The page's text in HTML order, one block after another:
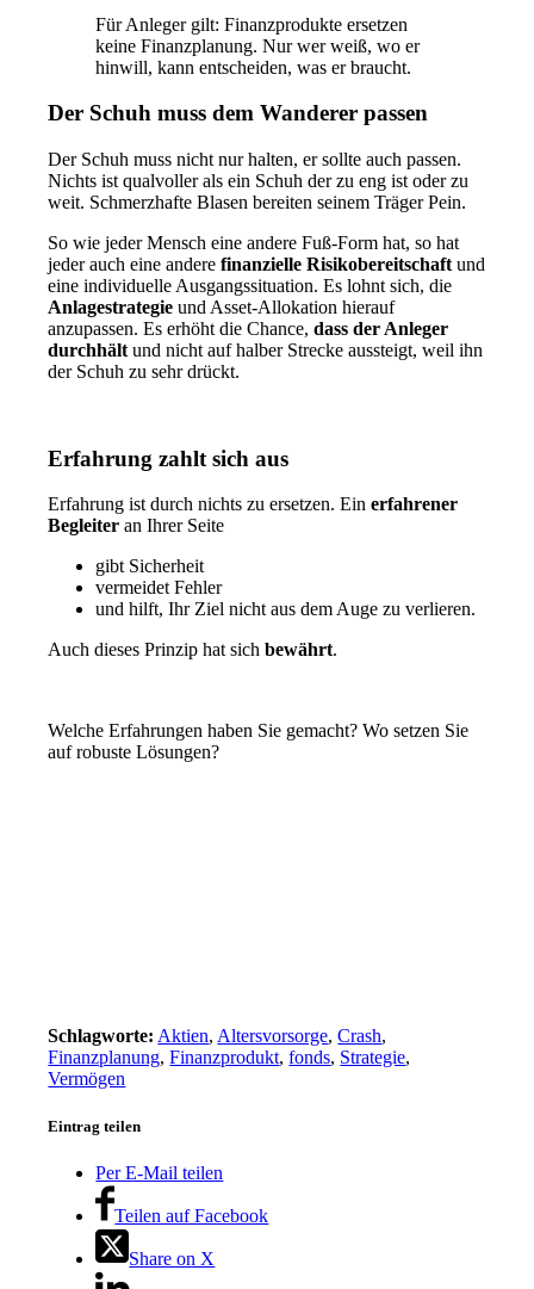
Für Anleger gilt: Finanzprodukte ersetzen
keine Finanzplanung. Nur wer weiß, wo er
hinwill, kann entscheiden, was er braucht.
Der Schuh muss dem Wanderer passen
Der Schuh muss nicht nur halten, er sollte auch passen.
Nichts ist qualvoller als ein Schuh der zu eng ist oder zu
weit. Schmerzhafte Blasen bereiten seinem Träger Pein.
So wie jeder Mensch eine andere Fuß-Form hat, so hat
jeder auch eine anderefinanzielle Risikobereitschaft und
eine individuelle Ausgangssituation. Es lohnt sich, die
Anlagestrategie und Asset-Allokation hierauf
anzupassen. Es erhöht die Chance,dass der Anleger
durchhält und nicht auf halber Strecke aussteigt, weil ihn
der Schuh zu sehr drückt.
Erfahrung zahlt sich aus
Erfahrung ist durch nichts zu ersetzen. Einerfahrener
Begleiter an Ihrer Seite
gibt Sicherheit
vermeidet Fehler
und hilft, Ihr Ziel nicht aus dem Auge zu verlieren.
Auch dieses Prinzip hat sichbewährt.
Welche Erfahrungen haben Sie gemacht? Wo setzen Sie
auf robuste Lösungen?
Schlagworte: Aktien,Altersvorsorge,Crash,
Finanzplanung,Finanzprodukt,fonds, Strategie,
Vermögen
Eintrag teilen
Per E-Mail teilen
Teilen auf Facebook
Share on X